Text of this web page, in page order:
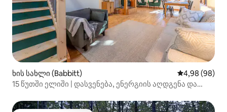
ხის სახლი (Babbitt) საშუალო
4,98 (98)
15 წუთში ელიში | დასვენება, ენერგიის აღდგენა და